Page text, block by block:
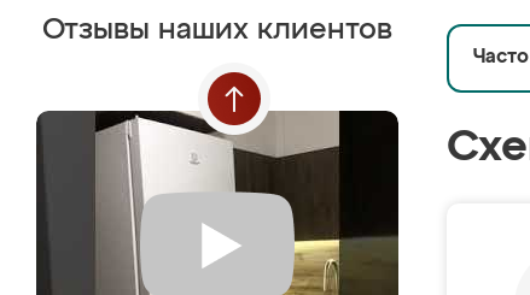
Отзывы наших клиентов